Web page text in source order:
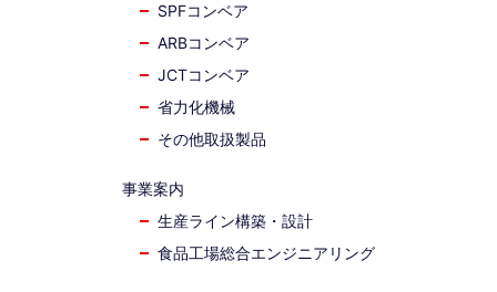
SPFコンベア
ARBコンベア
JCTコンベア
省力化機械
その他取扱製品
事業案内
生産ライン構築・設計
食品工場総合エンジニアリング